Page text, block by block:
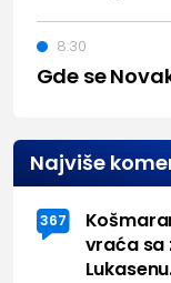
Gde se
8:30
Najviše
367
vraća sa